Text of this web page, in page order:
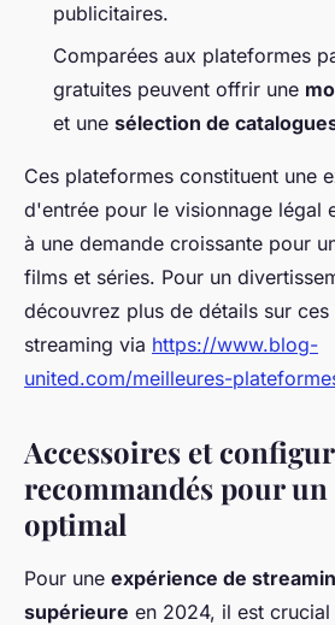
publicitaires.
Comparées aux plateformes
gratuites peuvent offrir une
et une sélection de
Ces plateformes constituent une
d'entrée pour le visionnage légal
à une demande croissante pour
films et séries. Pour un
découvrez plus de détails sur
streaming via https://www.blog-
united.com/meilleures-
Accessoires et
recommandés pour
optimal
Pour une expérience de
supérieure en 2024, il est